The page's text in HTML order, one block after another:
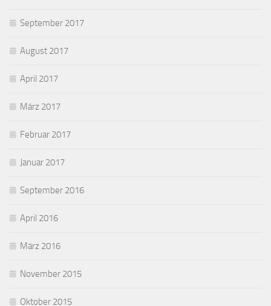
September 2017
August 2017
April 2017
März 2017
Februar 2017
Januar 2017
September 2016
April 2016
März 2016
November 2015
Oktober 2015